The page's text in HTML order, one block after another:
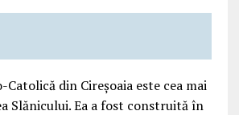
Catolică din Cireșoaia este cea mai
Slănicului. Ea a fost construită în